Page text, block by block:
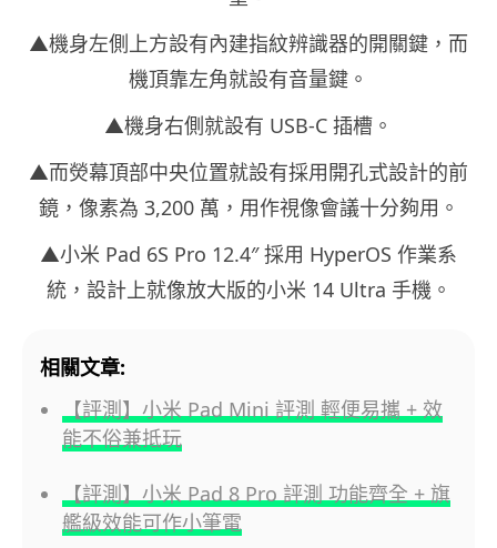
▲機身左側上方設有內建指紋辨識器的開關鍵，而
機頂靠左角就設有音量鍵。
▲機身右側就設有 USB-C 插槽。
▲而熒幕頂部中央位置就設有採用開孔式設計的前
鏡，像素為 3,200 萬，用作視像會議十分夠用。
▲小米 Pad 6S Pro 12.4″ 採用 HyperOS 作業系
統，設計上就像放大版的小米 14 Ultra 手機。
相關文章:
【評測】小米 Pad Mini 評測 輕便易攜 + 效
能不俗兼抵玩
【評測】小米 Pad 8 Pro 評測 功能齊全 + 旗
艦級效能可作小筆電